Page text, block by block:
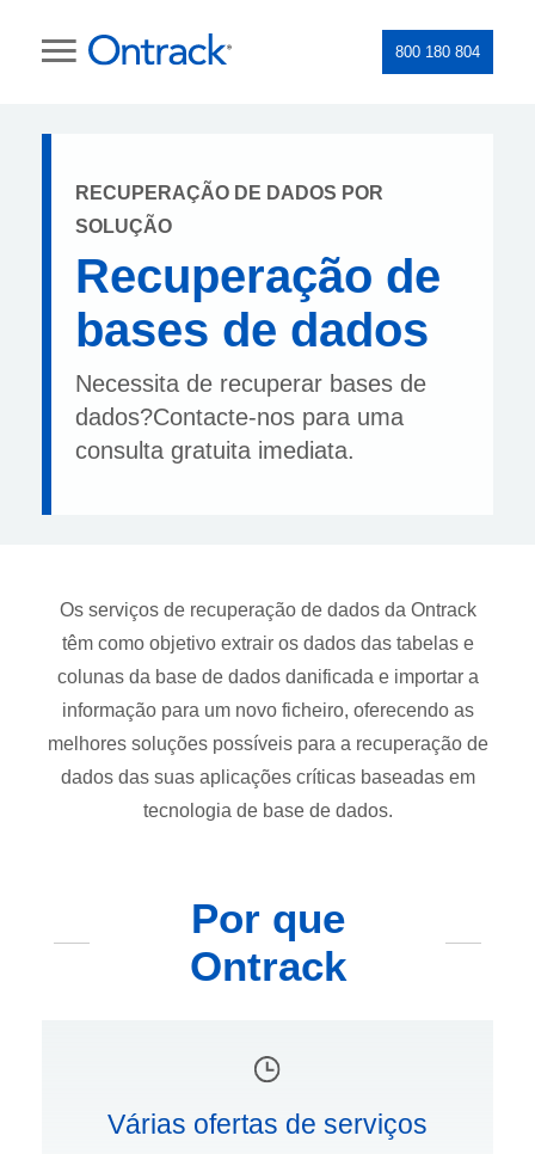
800 180 804
RECUPERAÇÃO DE DADOS POR
SOLUÇÃO
Recuperação de
bases de dados
Necessita de recuperar bases de
dados?Contacte-nos para uma
consulta gratuita imediata.
Os serviços de recuperação de dados da Ontrack
têm como objetivo extrair os dados das tabelas e
colunas da base de dados danificada e importar a
informação para um novo ficheiro, oferecendo as
melhores soluções possíveis para a recuperação de
dados das suas aplicações críticas baseadas em
tecnologia de base de dados.
Por que
Ontrack
Várias ofertas de serviços